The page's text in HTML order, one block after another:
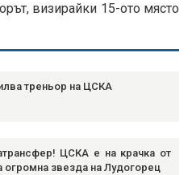
визирайки 15-ото място
треньор на ЦСКА
ЦСКА е на крачка от
звезда на Лудогорец